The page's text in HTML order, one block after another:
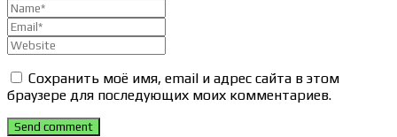
Сохранить моё имя, email и адрес сайта в этом
браузере для последующих моих комментариев.
Send comment